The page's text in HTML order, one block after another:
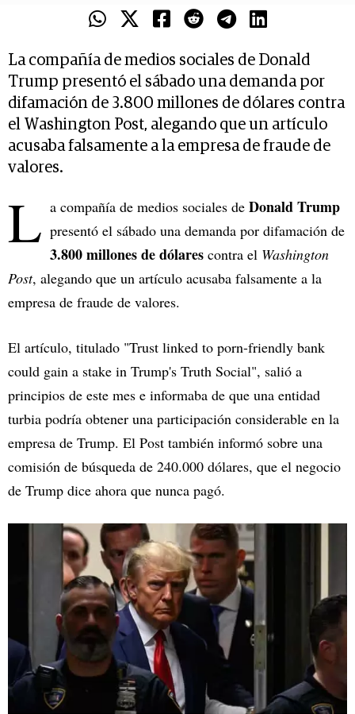
La compañía de medios sociales de Donald
Trump presentó el sábado una demanda por
difamación de 3.800 millones de dólares contra
el Washington Post, alegando que un artículo
acusaba falsamente a la empresa de fraude de
valores.
L a compañía de medios sociales de Donald Trump
presentó el sábado una demanda por difamación de
3.800 millones de dólares contra el Washington
Post, alegando que un artículo acusaba falsamente a la
empresa de fraude de valores.
El artículo, titulado "Trust linked to porn-friendly bank
could gain a stake in Trump's Truth Social", salió a
principios de este mes e informaba de que una entidad
turbia podría obtener una participación considerable en la
empresa de Trump. El Post también informó sobre una
comisión de búsqueda de 240.000 dólares, que el negocio
de Trump dice ahora que nunca pagó.